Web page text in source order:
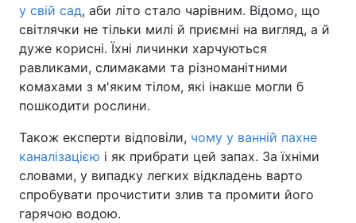
у свій сад, аби літо стало чарівним. Відомо, що
світлячки не тільки милі й приємні на вигляд, а й
дуже корисні. Їхні личинки харчуються
равликами, слимаками та різноманітними
комахами з м'яким тілом, які інакше могли б
пошкодити рослини.
Також експерти відповіли, чому у ванній пахне
каналізацією і як прибрати цей запах. За їхніми
словами, у випадку легких відкладень варто
спробувати прочистити злив та промити його
гарячою водою.